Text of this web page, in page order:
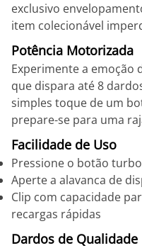
exclusivo
item colecionável
Potência Motorizada
Experimente a emoção
que dispara até 8
simples toque de um
prepare-se para uma
Facilidade de Uso
Pressione o botão
Aperte a alavanca de
Clip com capacidade
recargas rápidas
Dardos de Qualidade